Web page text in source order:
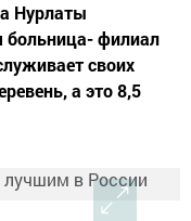
Нурлаты
больница- филиал
своих
а это 8,5